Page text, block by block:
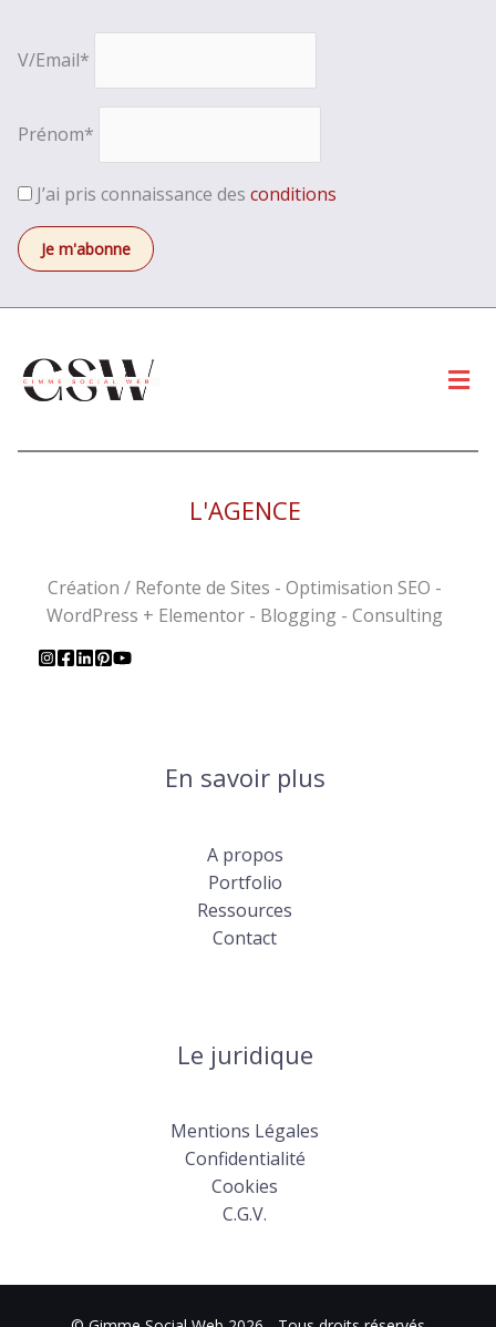
V/Email*
Prénom*
J’ai pris connaissance des conditions
L'AGENCE
Création / Refonte de Sites - Optimisation SEO -
WordPress + Elementor - Blogging - Consulting
En savoir plus
A propos
Portfolio
Ressources
Contact
Le juridique
Mentions Légales
Confidentialité
Cookies
C.G.V.